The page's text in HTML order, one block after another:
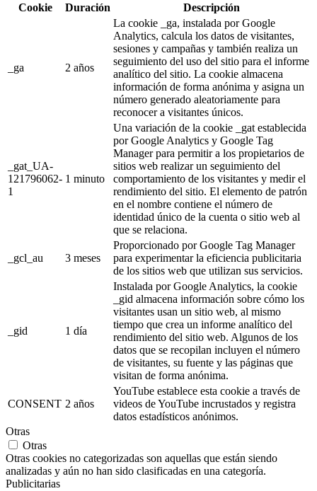
Cookie
Duración Descripción
_ga 2 años
La cookie _ga, instalada por Google
Analytics, calcula los datos de visitantes,
sesiones y campañas y también realiza un
seguimiento del uso del sitio para el informe
analítico del sitio. La cookie almacena
información de forma anónima y asigna un
número generado aleatoriamente para
reconocer a visitantes únicos.
_gat_UA-
121796062-
1
1 minuto
Una variación de la cookie _gat establecida
por Google Analytics y Google Tag
Manager para permitir a los propietarios de
sitios web realizar un seguimiento del
comportamiento de los visitantes y medir el
rendimiento del sitio. El elemento de patrón
en el nombre contiene el número de
identidad único de la cuenta o sitio web al
que se relaciona.
_gcl_au 3 meses
Proporcionado por Google Tag Manager
para experimentar la eficiencia publicitaria
de los sitios web que utilizan sus servicios.
_gid 1 día
Instalada por Google Analytics, la cookie
_gid almacena información sobre cómo los
visitantes usan un sitio web, al mismo
tiempo que crea un informe analítico del
rendimiento del sitio web. Algunos de los
datos que se recopilan incluyen el número
de visitantes, su fuente y las páginas que
visitan de forma anónima.
CONSENT 2 años
YouTube establece esta cookie a través de
videos de YouTube incrustados y registra
datos estadísticos anónimos.
Otras
Otras
Otras cookies no categorizadas son aquellas que están siendo
analizadas y aún no han sido clasificadas en una categoría.
Publicitarias